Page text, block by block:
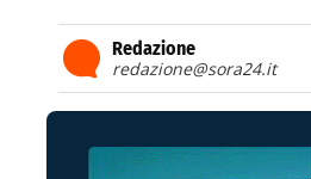
Redazione
redazione@sora24.it